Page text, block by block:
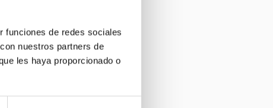
funciones de redes sociales
nuestros partners de
les haya proporcionado o